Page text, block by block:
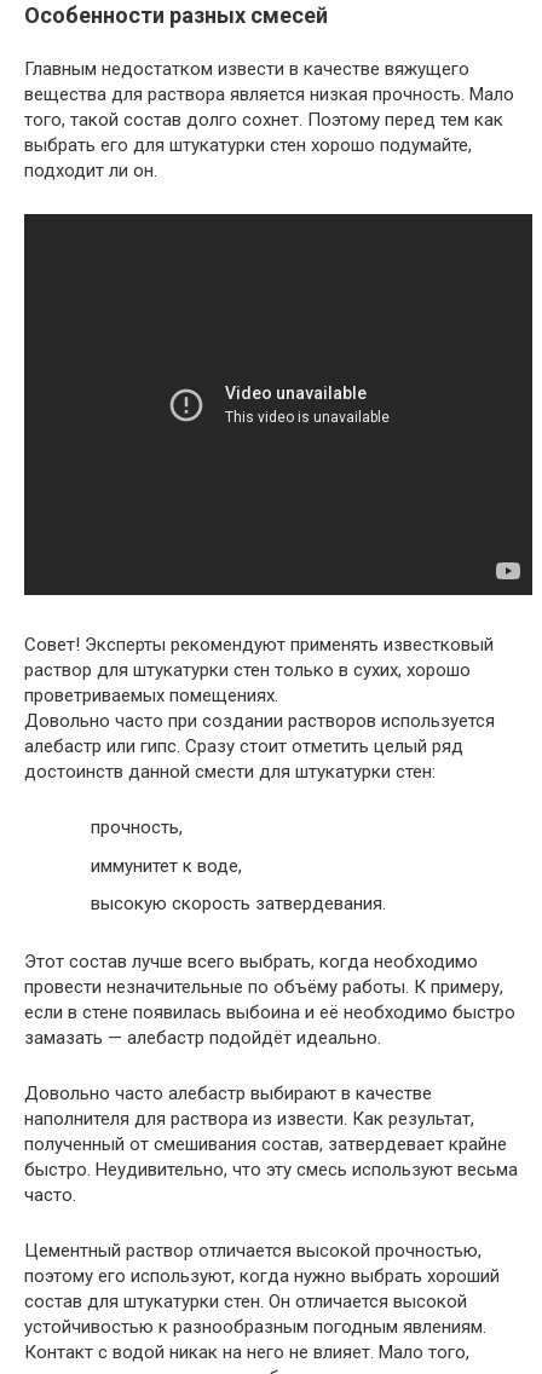
Особенности разных смесей
Главным недостатком извести в качестве вяжущего
вещества для раствора является низкая прочность. Мало
того, такой состав долго сохнет. Поэтому перед тем как
выбрать его для штукатурки стен хорошо подумайте,
подходит ли он.
Совет! Эксперты рекомендуют применять известковый
раствор для штукатурки стен только в сухих, хорошо
проветриваемых помещениях.
Довольно часто при создании растворов используется
алебастр или гипс. Сразу стоит отметить целый ряд
достоинств данной смести для штукатурки стен:
прочность,
иммунитет к воде,
высокую скорость затвердевания.
Этот состав лучше всего выбрать, когда необходимо
провести незначительные по объёму работы. К примеру,
если в стене появилась выбоина и её необходимо быстро
замазать — алебастр подойдёт идеально.
Довольно часто алебастр выбирают в качестве
наполнителя для раствора из извести. Как результат,
полученный от смешивания состав, затвердевает крайне
быстро. Неудивительно, что эту смесь используют весьма
часто.
Цементный раствор отличается высокой прочностью,
поэтому его используют, когда нужно выбрать хороший
состав для штукатурки стен. Он отличается высокой
устойчивостью к разнообразным погодным явлениям.
Контакт с водой никак на него не влияет. Мало того,